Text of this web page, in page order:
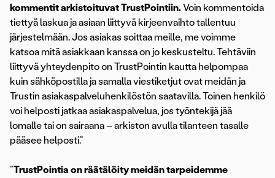
kommentit arkistoituvat TrustPointiin.Voin kommentoida
tiettyä laskua ja asiaan liittyvä kirjeenvaihto tallentuu
järjestelmään. Jos asiakas soittaa meille, me voimme
katsoa mitä asiakkaan kanssa on jo keskusteltu. Tehtäviin
liittyvä yhteydenpito on TrustPointin kautta helpompaa
kuin sähköpostilla ja samalla viestiketjut ovat meidän ja
Trustin asiakaspalveluhenkilöstön saatavilla. Toinen henkilö
voi helposti jatkaa asiakaspalvelua, jos työntekijä jää
lomalle tai on sairaana – arkiston avulla tilanteen tasalle
pääsee helposti.”
”TrustPointia on räätälöity meidän tarpeidemme